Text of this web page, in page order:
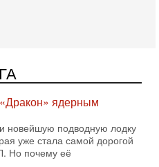
на самом деле
Израиля Биньямина
с Дональдом Трампом
ответов. Полная
Нетаниягу! Трамп не
взрыв!
ядерным
новейшую подводную лодку
уже стала самой дорогой
Но почему её